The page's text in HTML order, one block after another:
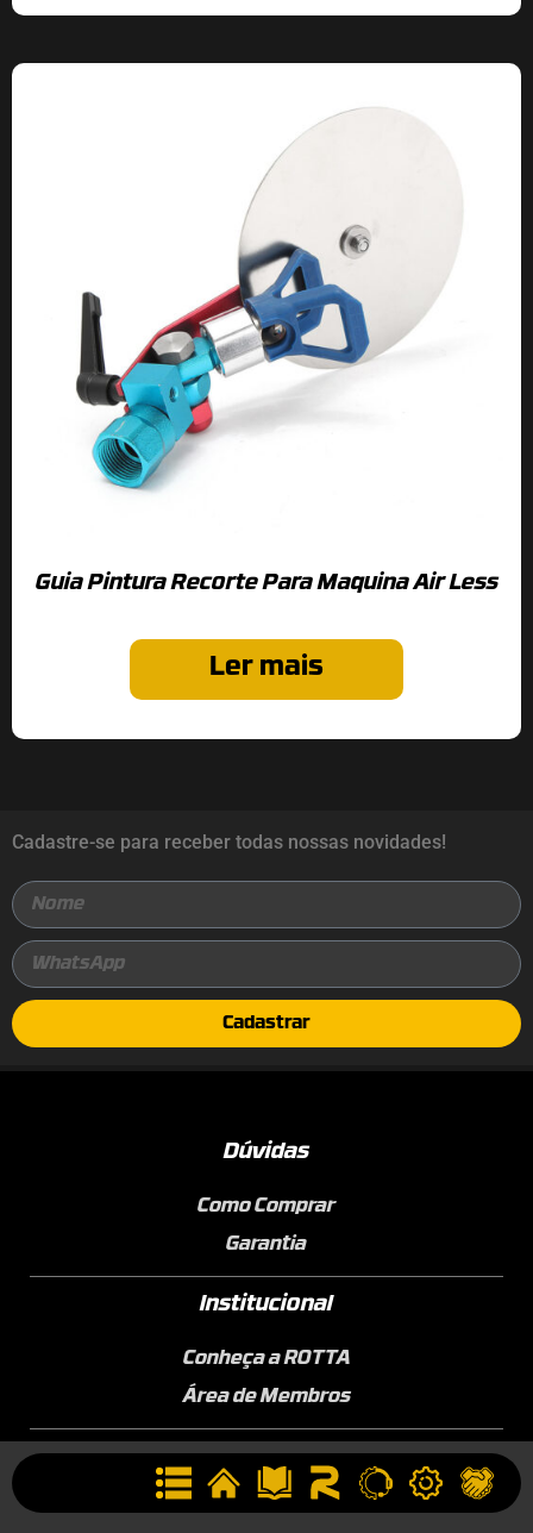
Guia Pintura Recorte Para Maquina Air Less
Ler mais
Cadastre-se para receber todas nossas novidades!
Cadastrar
Dúvidas
Como Comprar
Garantia
Institucional
Conheça a ROTTA
Área de Membros
Sobre a Empresa
Seja uma Assistência Técnica